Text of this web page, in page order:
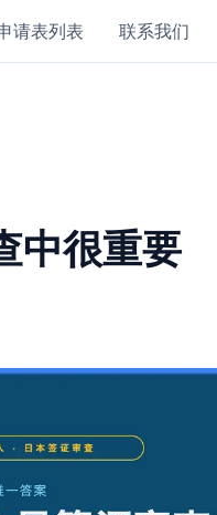
请表列表 联系我们
中很重要